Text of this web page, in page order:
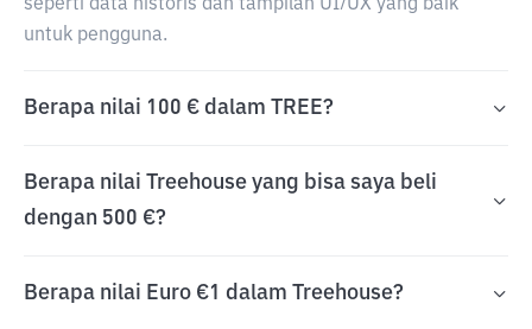
seperti data historis dan tampilan UI/UX yang baik
untuk pengguna.
Berapa nilai 100 € dalam TREE?
Berapa nilai Treehouse yang bisa saya beli
dengan 500 €?
Berapa nilai Euro €1 dalam Treehouse?